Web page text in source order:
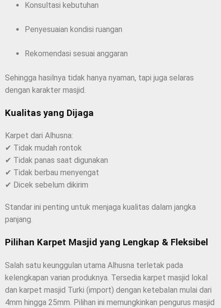
Konsultasi kebutuhan
Penyesuaian kondisi ruangan
Rekomendasi sesuai anggaran
Sehingga hasilnya tidak hanya nyaman, tapi juga selaras
dengan karakter masjid.
Kualitas yang Dijaga
Karpet dari Alhusna:
✔ Tidak mudah rontok
✔ Tidak panas saat digunakan
✔ Tidak berbau menyengat
✔ Dicek sebelum dikirim
Standar ini penting untuk menjaga kualitas dalam jangka
panjang.
Pilihan Karpet Masjid yang Lengkap & Fleksibel
Salah satu keunggulan utama Alhusna terletak pada
kelengkapan varian produknya. Tersedia karpet masjid lokal
dan karpet masjid Turki (import) dengan ketebalan mulai dari
4mm hingga 25mm. Pilihan ini memungkinkan pengurus masjid